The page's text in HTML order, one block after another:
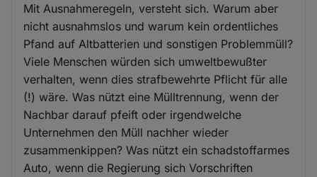
Mit Ausnahmeregeln, versteht sich. Warum aber
nicht ausnahmslos und warum kein ordentliches
Pfand auf Altbatterien und sonstigen Problemmüll?
Viele Menschen würden sich umweltbewußter
verhalten, wenn dies strafbewehrte Pflicht für alle
(!) wäre. Was nützt eine Mülltrennung, wenn der
Nachbar darauf pfeift oder irgendwelche
Unternehmen den Müll nachher wieder
zusammenkippen? Was nützt ein schadstoffarmes
Auto, wenn die Regierung sich Vorschriften